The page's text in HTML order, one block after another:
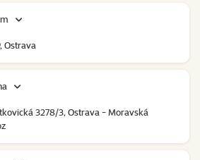
Ostrava
3278/3, Ostrava - Moravská